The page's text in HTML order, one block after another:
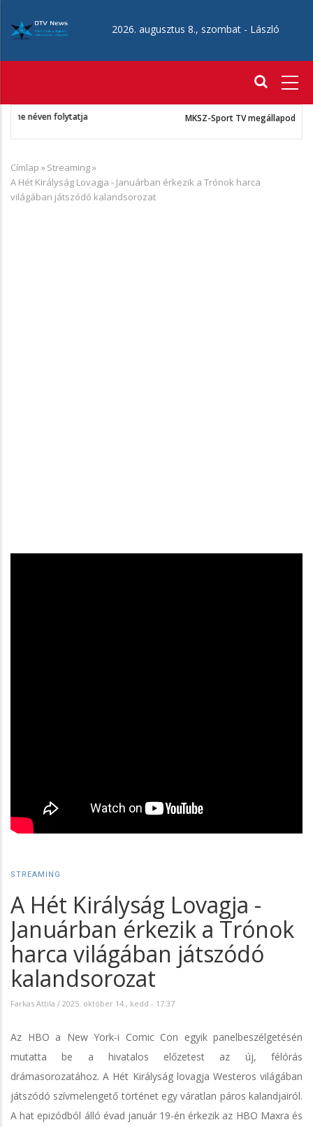
tartalomra
2026. augusztus 8., szombat - László
MKSZ-Sport TV megállapodás
Morzsa
Címlap »Streaming»
A Hét Királyság Lovagja - Januárban érkezik a Trónok harca
világában játszódó kalandsorozat
STREAMING
A Hét Királyság Lovagja -
Januárban érkezik a Trónok
harca világában játszódó
kalandsorozat
Farkas Attila / 2025. október 14., kedd - 17:37
Az HBO a New York-i Comic Con egyik panelbeszélgetésén
mutatta be a hivatalos előzetest az új, félórás
drámasorozatához. A Hét Királyság lovagja Westeros világában
játszódó szívmelengető történet egy váratlan páros kalandjairól.
A hat epizódból álló évad január 19-én érkezik az HBO Maxra és